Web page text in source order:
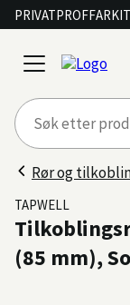
PRIVATPROFF
open
menu
Rør og
TAPWELL
(85 mm),